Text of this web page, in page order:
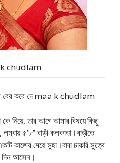
chudlam
বের করে দে maa k chudlam
নিয়ে, তার আগে আমার বিষয়ে কিছু
৫’৮” বাড়ী কলকাতা।বাড়ীতে
কাজের মেয়ে সুহা।বাবা চাকরি সুত্রে
দিন আসেন।